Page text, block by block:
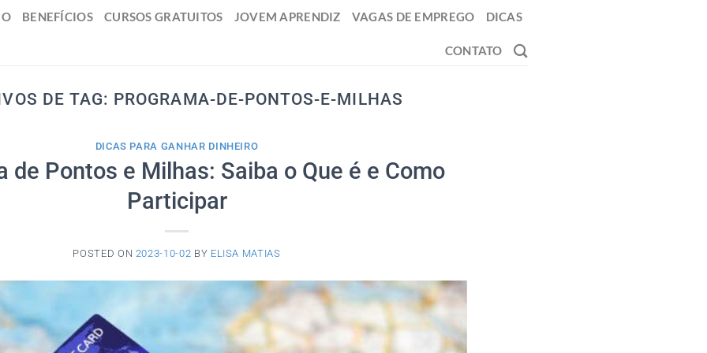
BENEFÍCIOS CURSOS GRATUITOS JOVEM APRENDIZ VAGAS DE EMPREGO DICAS
CONTATO
DE TAG: PROGRAMA-DE-PONTOS-E-MILHAS
DICAS PARA GANHAR DINHEIRO
de Pontos e Milhas: Saiba o Que é e Como
Participar
POSTED ON 2023-10-02 BY ELISA MATIAS